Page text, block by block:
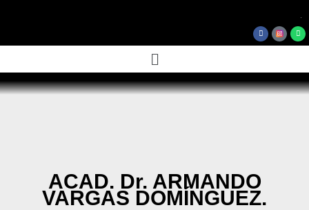
Facebook
Menú
ACAD. Dr. ARMANDO
VARGAS DOMÍNGUEZ.